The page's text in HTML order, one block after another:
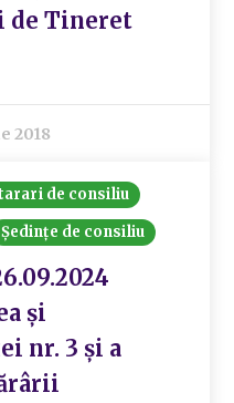
de Tineret
2018
de consiliu
Ședințe de consiliu
și
nr. 3 și a